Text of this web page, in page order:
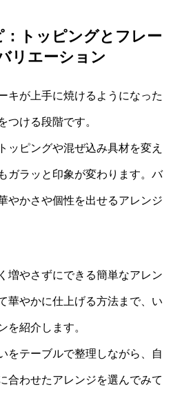
トッピングとフレー
リエーション
キが上手に焼けるようになった
つける段階です。
ッピングや混ぜ込み具材を変え
ガラッと印象が変わります。バ
やかさや個性を出せるアレンジ
増やさずにできる簡単なアレン
華やかに仕上げる方法まで、い
を紹介します。
をテーブルで整理しながら、自
合わせたアレンジを選んでみて